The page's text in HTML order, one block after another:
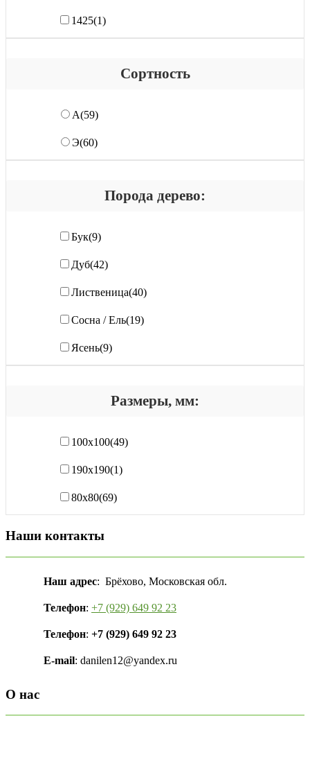
1425(1)
Сортность
А(59)
Э(60)
Порода дерево:
Бук(9)
Дуб(42)
Лиственица(40)
Сосна / Ель(19)
Ясень(9)
Размеры, мм:
100х100(49)
190x190(1)
80х80(69)
Наши контакты
Наш адрес: Брёхово, Московская обл.
Телефон: +7 (929) 649 92 23
Телефон: +7 (929) 649 92 23
E-mail: danilen12@yandex.ru
О нас